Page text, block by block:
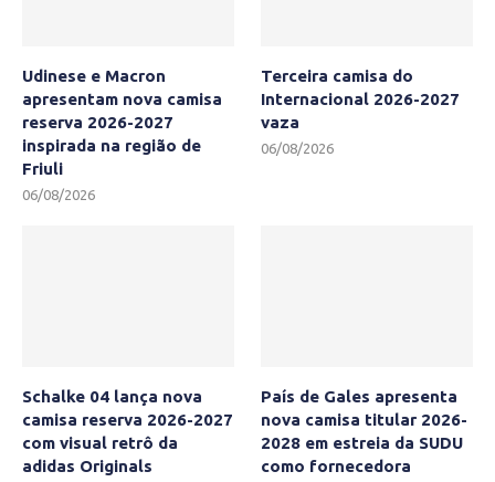
Udinese e Macron
apresentam nova camisa
reserva 2026-2027
inspirada na região de
Friuli
06/08/2026
Terceira camisa do
Internacional 2026-2027
vaza
06/08/2026
Schalke 04 lança nova
camisa reserva 2026-2027
com visual retrô da
adidas Originals
País de Gales apresenta
nova camisa titular 2026-
2028 em estreia da SUDU
como fornecedora